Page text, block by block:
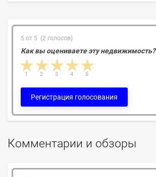
5 от 5 (2 голосов)
Как вы оцениваете эту недвижимость?
4 stars
3 stars
2 stars
1 star 5
4
3
2
1
Регистрация голосования
Комментарии и обзоры